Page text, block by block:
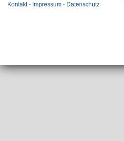
Kontakt- Impressum - Datenschutz